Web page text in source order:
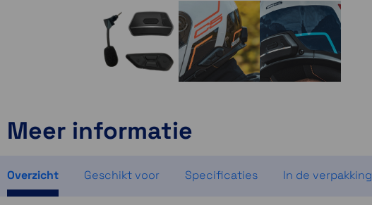
Meer informatie
Overzicht Geschikt voor Specificaties In de verpakking